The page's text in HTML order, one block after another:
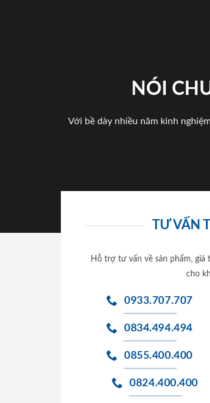
NÓI
Với bề dày nhiều năm kinh
TƯ VẤN
Hỗ trợ tư vấn về sản phẩm, giá
cho
0933.707.707
0834.494.494
0855.400.400
0824.400.400